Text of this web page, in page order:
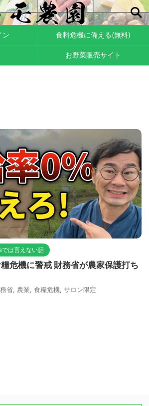
ン 食料危機に備える(無料)
お野菜販売サイト
は言えない話
糧危機に警戒 財務省が農家保護打ち
省, 農業, 食糧危機, サロン限定